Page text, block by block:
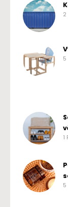
2
5
1
5